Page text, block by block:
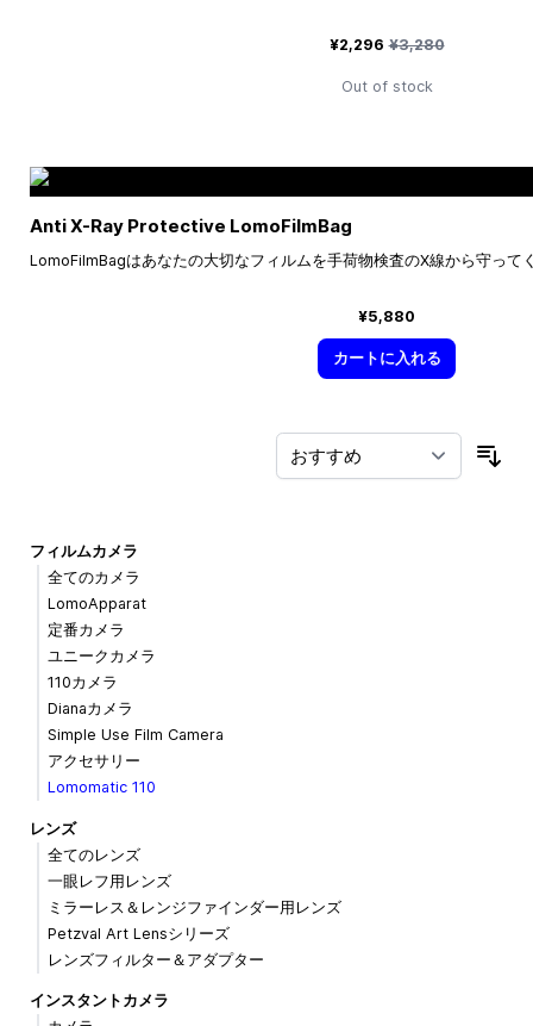
特別価格
¥2,296 通常価格
¥3,280
Out of stock
Anti X-Ray Protective LomoFilmBag
LomoFilmBagはあなたの大切なフィルムを手荷物検査のX線から守って
¥5,880
カートに入れる
フィルムカメラ
全てのカメラ
LomoApparat
定番カメラ
ユニークカメラ
110カメラ
Dianaカメラ
Simple Use Film Camera
アクセサリー
Lomomatic 110
レンズ
全てのレンズ
一眼レフ用レンズ
ミラーレス＆レンジファインダー用レンズ
Petzval Art Lensシリーズ
レンズフィルター＆アダプター
インスタントカメラ